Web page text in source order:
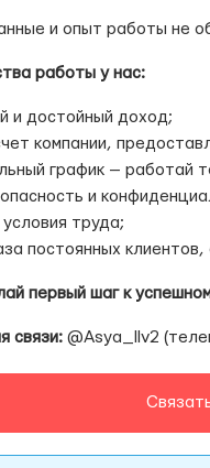
и опыт работы не
работы у нас:
и достойный доход;
компании,
график — работай
и
труда;
постоянных
первый шаг к
связи: @Asya_llv2